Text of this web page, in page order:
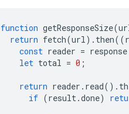
function getResponseSize(
return fetch(url). then((
const reader = response
let total = 0 ;
return reader . read().
if (result.done)